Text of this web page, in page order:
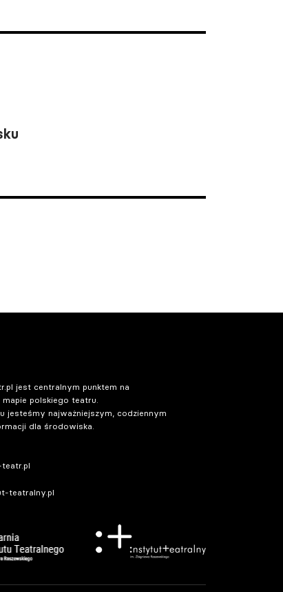
jest centralnym punktem na
polskiego teatru.
jesteśmy najważniejszym, codziennym
dla środowiska.
teatralny.pl